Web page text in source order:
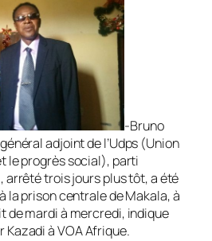
-Bruno
adjoint de l’Udps (Union
le progrès social), parti
arrêté trois jours plus tôt, a été
la prison centrale de Makala, à
de mardi à mercredi, indique
Kazadi à VOA Afrique.